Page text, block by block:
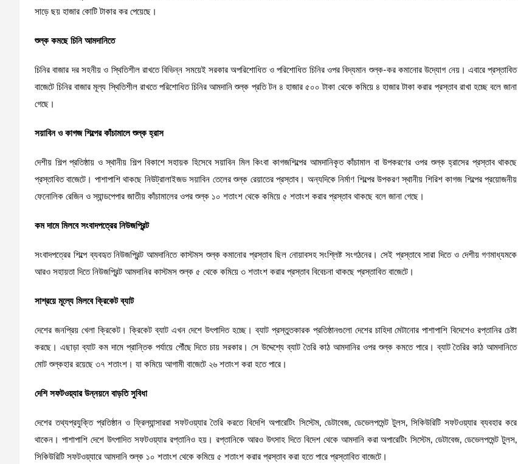
সাড়ে ছয় হাজার কোটি টাকার কর পেয়েছে।
শুল্ক কমছে চিনি আমদানিতে
চিনির বাজার দর সহনীয় ও স্থিতিশীল রাখতে বিভিন্ন সময়েই সরকার অপরিশোধিত ও পরিশোধিত চিনির ওপর বিদ্যমান শুল্ক-কর কমানোর উদ্যোগ নেয়। এবারে প্রস্তাবিত
বাজেটে চিনির বাজার মূল্য স্থিতিশীল রাখতে পরিশোধিত চিনির আমদানি শুল্ক প্রতি টন ৪ হাজার ৫০০ টাকা থেকে কমিয়ে ৪ হাজার টাকা করার প্রস্তাব রাখা হচ্ছে বলে জানা
গেছে।
সয়াবিন ও কাগজ শিল্পের কাঁচামালে শুল্ক হ্রাস
দেশীয় শিল্প প্রতিষ্ঠায় ও স্থানীয় শিল্প বিকাশে সহায়ক হিসেবে সয়াবিন মিল কিংবা কাগজশিল্পের আমদানিকৃত কাঁচামাল বা উপকরণের ওপর শুল্ক হ্রাসের প্রস্তাব থাকছে
প্রস্তাবিত বাজেটে। পাশাপাশি থাকছে নিউট্রালাইজড সয়াবিন তেলের শুল্ক রেয়াতের প্রস্তাব। অন্যদিকে নির্মাণ শিল্পের উপকরণ স্থানীয় শিরিশ কাগজ শিল্পের প্রয়োজনীয়
ফেনোলিক রেজিন ও স্যান্ডপেপার জাতীয় কাঁচামালের ওপর শুল্ক ১০ শতাংশ থেকে কমিয়ে ৫ শতাংশ করার প্রস্তাব থাকছে বলে জানা গেছে।
কম দামে মিলবে সংবাদপত্রের নিউজপ্রিন্ট
সংবাদপত্রের শিল্পে ব্যবহৃত নিউজপ্রিন্ট আমদানিতে কাস্টমস শুল্ক কমানোর প্রস্তাব ছিল নোয়াবসহ সংশ্লিষ্ট সংগঠনের। সেই প্রস্তাবে সারা দিতে ও দেশীয় গণমাধ্যমকে
আরও সহায়তা দিতে নিউজপ্রিন্ট আমদানির কাস্টমস শুল্ক ৫ থেকে কমিয়ে ৩ শতাংশ করার প্রস্তাব বিবেচনা থাকছে প্রস্তাবিত বাজেটে।
সাশ্রয়ে মূল্যে মিলবে ক্রিকেট ব্যাট
দেশের জনপ্রিয় খেলা ক্রিকেট। ক্রিকেট ব্যাট এখন দেশে উৎপাদিত হচ্ছে। ব্যাট প্রস্তুতকারক প্রতিষ্ঠানগুলো দেশের চাহিদা মেটানোর পাশাপাশি বিদেশেও রপ্তানির চেষ্টা
করছে। এছাড়া ব্যাট কম দামে প্রান্তিক পর্যায়ে পৌঁছে দিতে চায় সরকার। সে উদ্দেশ্যে ব্যাট তৈরি কাঠ আমদানির ওপর শুল্ক কমতে পারে। ব্যাট তৈরির কাঠ আমদানিতে
মোট শুল্কহার রয়েছে ৩৭ শতাংশ। যা কমিয়ে আগামী বাজেটে ২৬ শতাংশ করা হতে পারে।
দেশি সফটওয়্যার উন্নয়নে বাড়তি সুবিধা
দেশের তথ্যপ্রযুক্তি প্রতিষ্ঠান ও ফ্রিল্যান্সাররা সফটওয়্যার তৈরি করতে বিদেশি অপারেটিং সিস্টেম, ডেটাবেজ, ডেভেলপমেন্ট টুলস, সিকিউরিটি সফটওয়্যার ব্যবহার করে
থাকেন। পাশাপাশি দেশে উৎপাদিত সফটওয়্যার রপ্তানিও হয়। রপ্তানিকে আরও উৎসাহ দিতে বিদেশ থেকে আমদানি করা অপারেটিং সিস্টেম, ডেটাবেজ, ডেভেলপমেন্ট টুলস,
সিকিউরিটি সফটওয়্যারে আমদানি শুল্ক ১০ শতাংশ থেকে কমিয়ে ৫ শতাংশ করার প্রস্তাব করা হতে পারে প্রস্তাবিত বাজেটে।